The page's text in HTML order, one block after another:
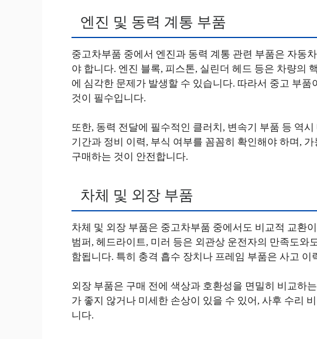
엔진 및 동력 계통 부품
중고차부품 중에서 엔진과 동력 계통 관련 부품은 자동
야 합니다. 엔진 블록, 피스톤, 실린더 헤드 등은 차량의
에 심각한 문제가 발생할 수 있습니다. 따라서 중고 부
것이 필수입니다.
또한, 동력 전달에 필수적인 클러치, 변속기 부품 등 역
기간과 정비 이력, 부식 여부를 꼼꼼히 확인해야 하며,
구매하는 것이 안전합니다.
차체 및 외장 부품
차체 및 외장 부품은 중고차부품 중에서도 비교적 교환
범퍼, 헤드라이트, 미러 등은 외관상 운전자의 만족도와
함됩니다. 특히 충격 흡수 장치나 프레임 부품은 사고 이
외장 부품은 구매 전에 색상과 호환성을 면밀히 비교하
가 좋지 않거나 미세한 손상이 있을 수 있어, 사후 수리
니다.